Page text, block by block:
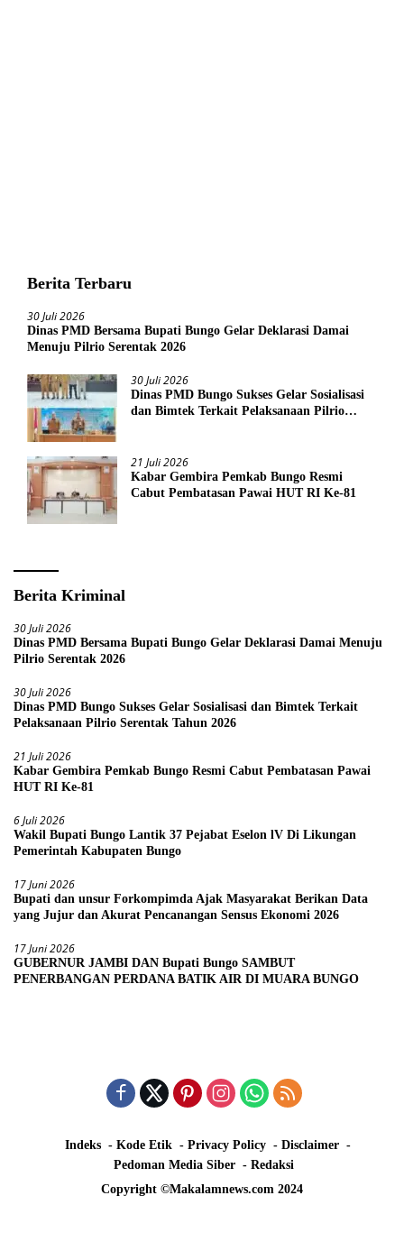
Berita Terbaru
30 Juli 2026
Dinas PMD Bersama Bupati Bungo Gelar Deklarasi Damai
Menuju Pilrio Serentak 2026
30 Juli 2026
Dinas PMD Bungo Sukses Gelar Sosialisasi
dan Bimtek Terkait Pelaksanaan Pilrio
21 Juli 2026
Kabar Gembira Pemkab Bungo Resmi
Cabut Pembatasan Pawai HUT RI Ke-81
Berita Kriminal
30 Juli 2026
Dinas PMD Bersama Bupati Bungo Gelar Deklarasi Damai Menuju
Pilrio Serentak 2026
30 Juli 2026
Dinas PMD Bungo Sukses Gelar Sosialisasi dan Bimtek Terkait
Pelaksanaan Pilrio Serentak Tahun 2026
21 Juli 2026
Kabar Gembira Pemkab Bungo Resmi Cabut Pembatasan Pawai
HUT RI Ke-81
6 Juli 2026
Wakil Bupati Bungo Lantik 37 Pejabat Eselon lV Di Likungan
Pemerintah Kabupaten Bungo
17 Juni 2026
Bupati dan unsur Forkompimda Ajak Masyarakat Berikan Data
yang Jujur dan Akurat Pencanangan Sensus Ekonomi 2026
17 Juni 2026
GUBERNUR JAMBI DAN Bupati Bungo SAMBUT
PENERBANGAN PERDANA BATIK AIR DI MUARA BUNGO
Indeks Kode Etik Privacy Policy
Disclaimer
Pedoman Media Siber
Redaksi
Copyright ©Makalamnews.com 2024